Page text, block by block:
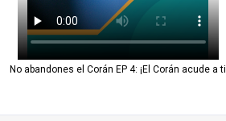
No abandones el Corán EP 4: ¡El Corán acude a ti